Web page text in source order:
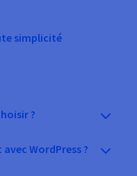
simplicité
?
WordPress ?